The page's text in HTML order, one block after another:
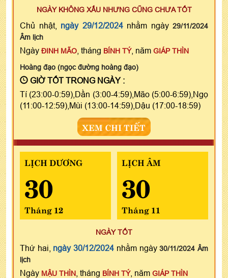
NGÀY KHÔNG XẤU NHƯNG CŨNG CHƯA TỐT
Chủ nhật, ngày 29/12/2024nhằm ngày 29/11/2024
Âm lịch
Ngày ĐINH MÃO , tháng BÍNH TÝ, năm GIÁP THÌN
Hoàng đạo (ngọc đường hoàng đạo)
GIỜ TỐT TRONG NGÀY :
Tí (23:00-0:59),Dần (3:00-4:59),Mão (5:00-6:59),Ngọ
(11:00-12:59),Mùi (13:00-14:59),Dậu (17:00-18:59)
XEM CHI TIẾT
LỊCH DƯƠNG
30
Tháng 12
LỊCH ÂM
30
Tháng 11
NGÀY TỐT
Thứ hai, ngày 30/12/2024 nhằm ngày30/11/2024 Âm
lịch
Ngày MẬU THÌN , tháng BÍNH TÝ, năm GIÁP THÌN